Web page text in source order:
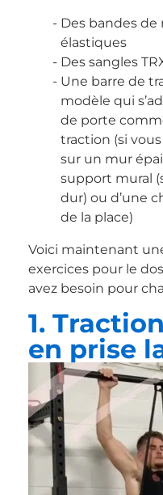
Des bandes de
élastiques
Des sangles
Une barre de
modèle qui
de porte
traction (si
sur un mur
support mural
dur) ou d’une
de la place)
Voici maintenant
exercices pour le
avez besoin pour
1.
en prise